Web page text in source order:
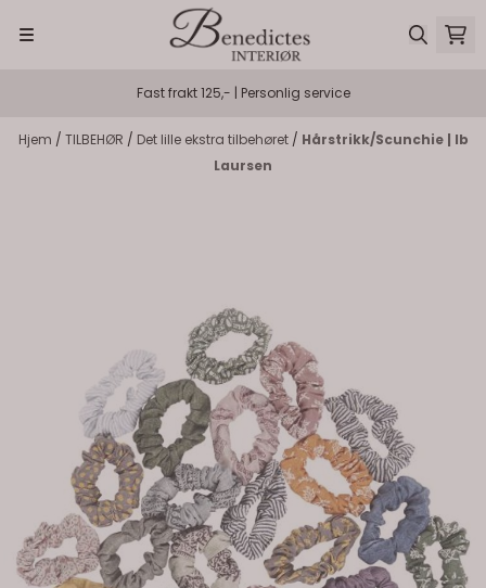
Fast frakt 125,- | Personlig service
Hjem / TILBEHØR / Det lille ekstra tilbehøret / Hårstrikk/Scunchie | Ib
Laursen